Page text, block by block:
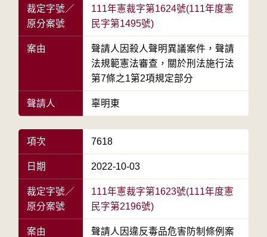
裁定字號／
原分案號
111年憲裁字第1624號(111年度憲
民字第1495號)
案由
聲請人因殺人聲明異議案件，聲請
法規範憲法審查，關於刑法施行法
第7條之1第2項規定部分
聲請人 辜明東
項次 7618
日期 2022-10-03
裁定字號／
原分案號
111年憲裁字第1623號(111年度憲
民字第2196號)
案由
聲請人因違反毒品危害防制條例案